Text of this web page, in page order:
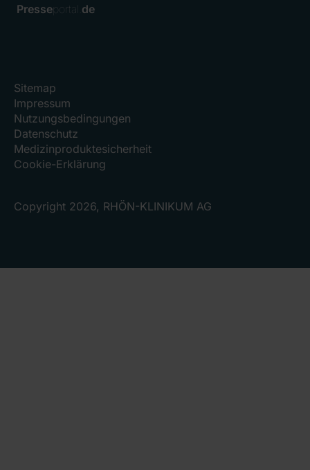
Presseportal. de
Sitemap
Impressum
Nutzungsbedingungen
Datenschutz
Medizinproduktesicherheit
Cookie-Erklärung
Copyright 2026, RHÖN-KLINIKUM AG